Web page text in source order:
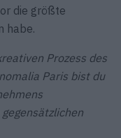
die größte
habe.
Prozess des
Paris bist du